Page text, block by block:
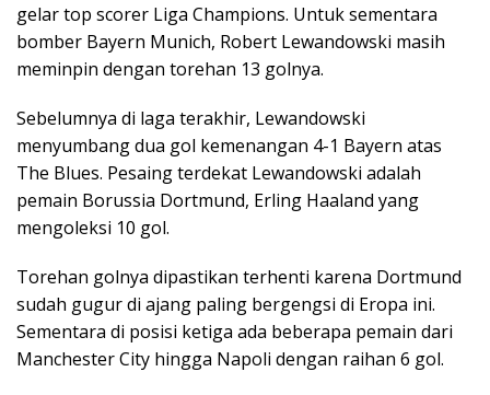
gelar top scorer Liga Champions. Untuk sementara
bomber Bayern Munich, Robert Lewandowski masih
meminpin dengan torehan 13 golnya.
Sebelumnya di laga terakhir, Lewandowski
menyumbang dua gol kemenangan 4-1 Bayern atas
The Blues. Pesaing terdekat Lewandowski adalah
pemain Borussia Dortmund, Erling Haaland yang
mengoleksi 10 gol.
Torehan golnya dipastikan terhenti karena Dortmund
sudah gugur di ajang paling bergengsi di Eropa ini.
Sementara di posisi ketiga ada beberapa pemain dari
Manchester City hingga Napoli dengan raihan 6 gol.